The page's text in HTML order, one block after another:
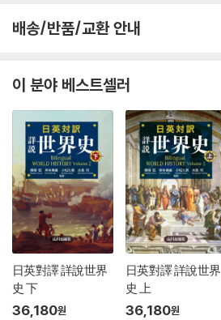
배송/반품/교환 안내
이 분야 베스트셀러
日英對譯 詳說世界
史 下
36,180원
日英對譯 詳說世界
史 上
36,180원